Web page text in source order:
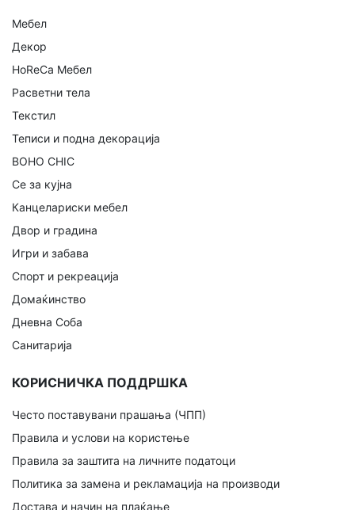
Мебел
Декор
HoReCa Мебел
Расветни тела
Текстил
Теписи и подна декорација
BOHO CHIC
Се за кујна
Канцелариски мебел
Двор и градина
Игри и забава
Спорт и рекреација
Домаќинство
Дневна Соба
Санитарија
КОРИСНИЧКА ПОДДРШКА
Често поставувани прашања (ЧПП)
Правила и услови на користење
Правила за заштита на личните податоци
Политика за замена и рекламација на производи
Достава и начин на плаќање